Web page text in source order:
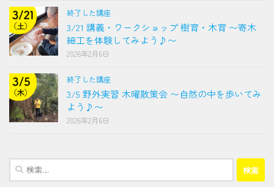
終了した講座
3/21 講義・ワークショップ 樹育・木育 〜寄木
細工を体験してみよう♪〜
2026年2月6日
終了した講座
3/5 野外実習 木曜散策会 〜自然の中を歩いてみ
よう♪〜
2026年2月6日
検
索: